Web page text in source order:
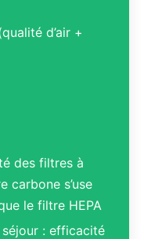
d’air +
des filtres à
carbone s’use
le filtre HEPA
: efficacité